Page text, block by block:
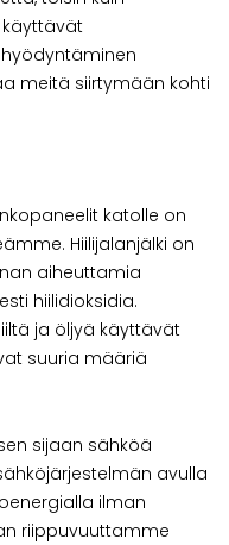
meitä siirtymään kohti
katolle on
Hiilijalanjälki on
aiheuttamia
hiilidioksidia.
ja öljyä käyttävät
suuria määriä
sijaan sähköä
avulla
ilman
riippuvuuttamme